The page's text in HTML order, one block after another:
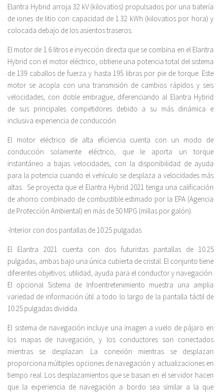
Elantra Hybrid arroja 32 kV (kilovatios) propulsados por una batería
de iones de litio con capacidad de 1.32 kWh (kilovatios por hora) y
colocada debajo de los asientos traseros.
El motor de 1.6 litros e inyección directa que se combina en el Elantra
Hybrid con el motor eléctrico, obtiene una potencia total del sistema
de 139 caballos de fuerza y hasta 195 libras por pie de torque. Este
motor se acopla con una transmisión de cambios rápidos y seis
velocidades, con doble embrague, diferenciando al Elantra Hybrid
de sus principales competidores debido a su más dinámica e
inclusiva experiencia de conducción.
El motor eléctrico de alta eficiencia cuenta con un modo de
conducción solamente eléctrico, que le aporta un torque
instantáneo a bajas velocidades, con la disponibilidad de ayuda
para la potencia cuando el vehículo se desplaza a velocidades más
altas. Se proyecta que el Elantra Hybrid 2021 tenga una calificación
de ahorro combinado de combustible estimado por la EPA (Agencia
de Protección Ambiental) en más de 50 MPG (millas por galón).
-Interior con dos pantallas de 10.25 pulgadas
El Elantra 2021 cuenta con dos futuristas pantallas de 10.25
pulgadas, ambas bajo una única cubierta de cristal. El conjunto tiene
diferentes objetivos: utilidad, ayuda para el conductor y navegación.
El opcional Sistema de Infoentretenimiento muestra una amplia
variedad de información útil a todo lo largo de la pantalla táctil de
10.25 pulgadas dividida.
El sistema de navegación incluye una imagen a vuelo de pájaro en
los mapas de navegación, y los conductores son conectados
mientras se desplazan. La conexión mientras se desplazan
proporciona múltiples opciones de navegación y actualizaciones en
tiempo real. Los desplazamientos que se basan en el servidor hacen
que la experiencia de navegación a bordo sea similar a la que